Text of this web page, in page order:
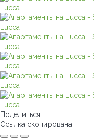
Поделиться
Ссылка скопирована